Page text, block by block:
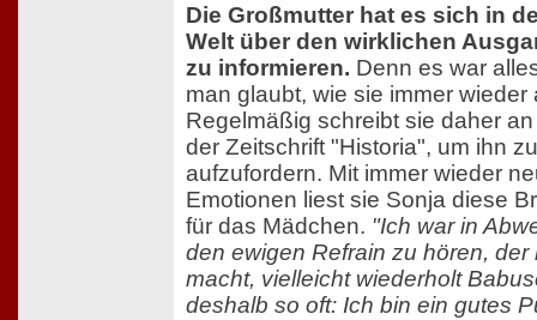
Die Großmutter hat es sich in
Welt über den wirklichen
zu informieren. Denn es war
man glaubt, wie sie immer wieder
Regelmäßig schreibt sie daher
der Zeitschrift "Historia", um ihn
aufzufordern. Mit immer wieder
Emotionen liest sie Sonja diese
für das Mädchen. "Ich war in
den ewigen Refrain zu hören, der
macht, vielleicht wiederholt
deshalb so oft: Ich bin ein gutes